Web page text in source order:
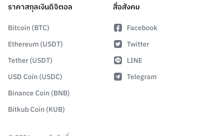
ราคาสกุลเงินดิจิตอล
Bitcoin (BTC)
Ethereum (USDT)
Tether (USDT)
USD Coin (USDC)
Binance Coin (BNB)
Bitkub Coin (KUB)
สื่อสังคม
Facebook
Twitter
LINE
Telegram